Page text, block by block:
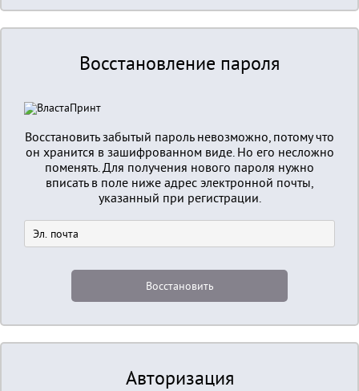
Восстановление пароля
Восстановить забытый пароль невозможно, потому что
он хранится в зашифрованном виде. Но его несложно
поменять. Для получения нового пароля нужно
вписать в поле ниже адрес электронной почты,
указанный при регистрации.
Авторизация